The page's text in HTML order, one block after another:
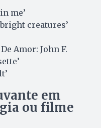
me’
creatures’
Amor: John F.
em
ou filme